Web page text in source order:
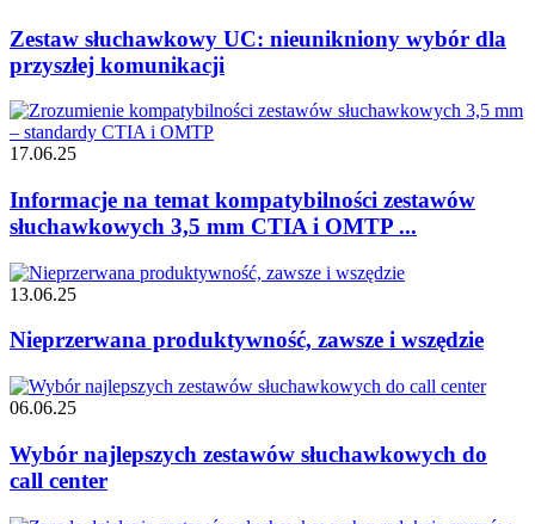
Zestaw słuchawkowy UC: nieunikniony wybór dla
przyszłej komunikacji
17.06.25
Informacje na temat kompatybilności zestawów
słuchawkowych 3,5 mm CTIA i OMTP ...
13.06.25
Nieprzerwana produktywność, zawsze i wszędzie
06.06.25
Wybór najlepszych zestawów słuchawkowych do
call center